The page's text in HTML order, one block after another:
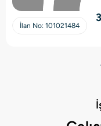
İlan No: 101021484